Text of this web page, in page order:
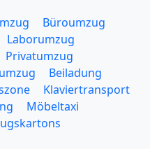
Büroumzug
Laborumzug
Privatumzug
Beiladung
Klaviertransport
Möbeltaxi